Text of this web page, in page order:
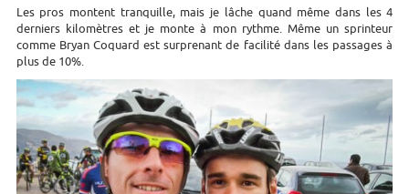
Les pros montent tranquille, mais je lâche quand même dans les 4
derniers kilomètres et je monte à mon rythme. Même un sprinteur
comme Bryan Coquard est surprenant de facilité dans les passages à
plus de 10%.